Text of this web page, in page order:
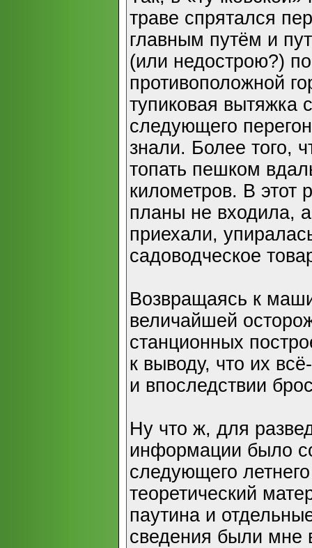
траве спрятался
главным путём и
(или недострою?)
противоположной
тупиковая вытяжка
следующего
знали. Более того,
топать пешком
километров. В этот
планы не входила,
приехали,
садоводческое
Возвращаясь к
величайшей
станционных
к выводу, что их
и впоследствии
Ну что ж, для
информации было
следующего
теоретический
паутина и
сведения были мне